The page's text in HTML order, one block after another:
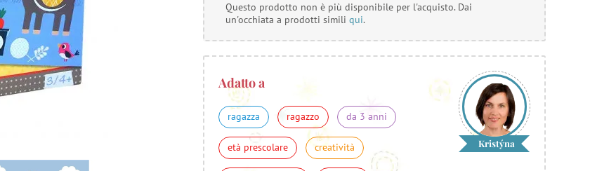
Questo prodotto non è più disponibile per l'acquisto. Dai
un'occhiata a prodotti simili qui.
Adatto a
ragazza ragazzo da 3 anni
età prescolare creatività Kristýna